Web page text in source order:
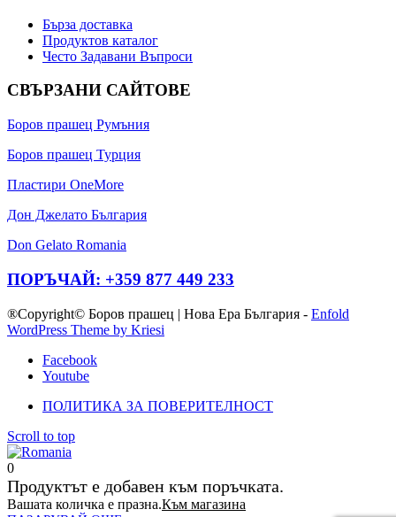
Бърза доставка
Продуктов каталог
Често Задавани Въпроси
СВЪРЗАНИ САЙТОВЕ
Боров прашец Румъния
Боров прашец Турция
Пластири OneMore
Дон Джелато България
Don Gelato Romania
ПОРЪЧАЙ: +359 877 449 233
®Copyright© Боров прашец | Нова Ера България - Enfold
WordPress Theme by Kriesi
Facebook
Youtube
ПОЛИТИКА ЗА ПОВЕРИТЕЛНОСТ
Scroll to top
0
Продуктът е добавен към поръчката.
Вашата количка е празна.Към магазина